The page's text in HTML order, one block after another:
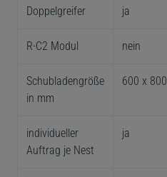
Doppelgreifer ja
R-C2 Modul nein
Schubladengröße
in mm
600 x 800
individueller
Auftrag je Nest
ja